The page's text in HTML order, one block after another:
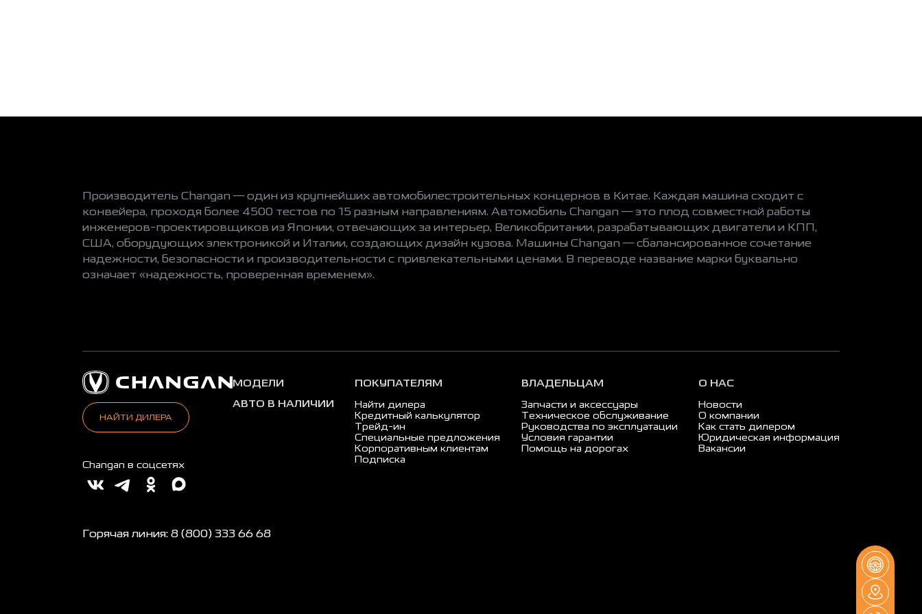
Производитель Changan — один из крупнейших автомобилестроительных концернов в Китае. Каждая машина сходит с
конвейера, проходя более 4500 тестов по 15 разным направлениям. Автомобиль Changan — это плод совместной работы
инженеров-проектировщиков из Японии, отвечающих за интерьер, Великобритании, разрабатывающих двигатели и КПП,
США, оборудующих электроникой и Италии, создающих дизайн кузова. Машины Changan — сбалансированное сочетание
надежности, безопасности и производительности с привлекательными ценами. В переводе название марки буквально
означает «надежность, проверенная временем».
НАЙТИ ДИЛЕРА
Changan в соцсетях
МОДЕЛИ
АВТО В НАЛИЧИИ
ПОКУПАТЕЛЯМ
Найти дилера
Кредитный калькулятор
Трейд-ин
Специальные предложения
Корпоративным клиентам
Подписка
ВЛАДЕЛЬЦАМ
Запчасти и аксессуары
Техническое обслуживание
Руководства по эксплуатации
Условия гарантии
Помощь на дорогах
О НАС
Новости
О компании
Как стать дилером
Юридическая информация
Вакансии
Горячая линия: 8 (800) 333 66 68